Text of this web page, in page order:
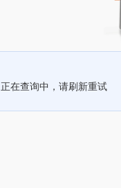
正在查询中，请刷新重试